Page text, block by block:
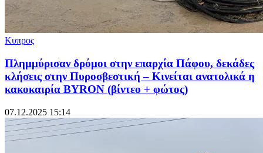
Κυπρος
Πλημμύρισαν δρόμοι στην επαρχία Πάφου, δεκάδες
κλήσεις στην Πυροσβεστική – Κινείται ανατολικά η
κακοκαιρία BYRON (βίντεο + φώτος)
07.12.2025 15:14